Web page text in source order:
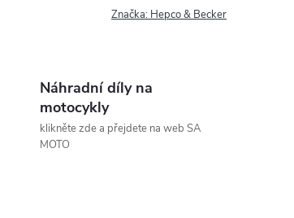
Značka: Hepco & Becker
Náhradní díly na
motocykly
klikněte zde a přejdete na web SA
MOTO